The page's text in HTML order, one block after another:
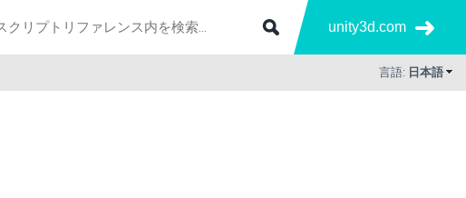
unity3d.com
言語: 日本語